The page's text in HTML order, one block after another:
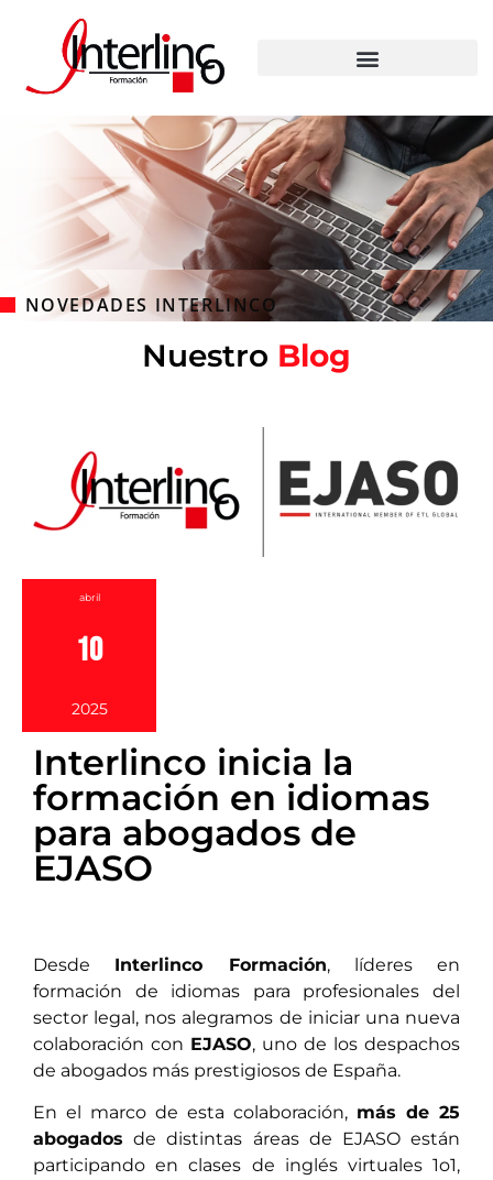
NOVEDADES INTERLINCO
Nuestro Blog
abril
10
2025
Interlinco inicia la
formación en idiomas
para abogados de
EJASO
Desde Interlinco Formación, líderes en
formación de idiomas para profesionales del
sector legal, nos alegramos de iniciar una nueva
colaboración con EJASO, uno de los despachos
de abogados más prestigiosos de España.
En el marco de esta colaboración, más de 25
abogados de distintas áreas de EJASO están
participando en clases de inglés virtuales 1o1,